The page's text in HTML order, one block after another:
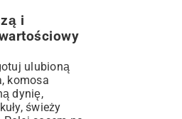
i
ulubioną
komosa
dynię,
świeży